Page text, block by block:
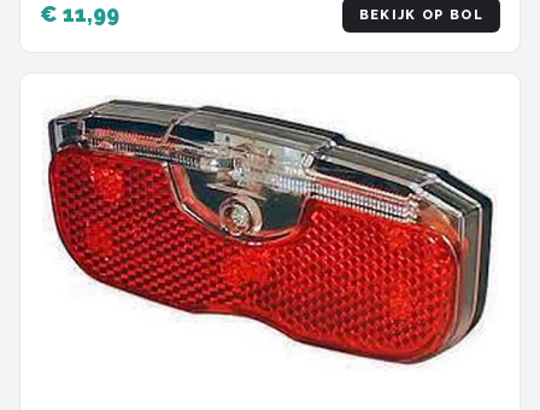
€ 11,99 BEKIJK OP BOL